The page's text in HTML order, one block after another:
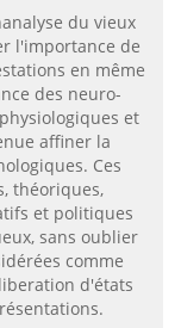
du vieux
l'importance de
en même
des neuro-
et
affiner la
Ces
théoriques,
et politiques
sans oublier
comme
d'états